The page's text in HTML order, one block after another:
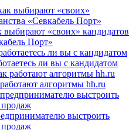
«своих» кандидатов
Порт»
ли вы с кандидатом
алгоритмы hh.ru
выстроить
продаж